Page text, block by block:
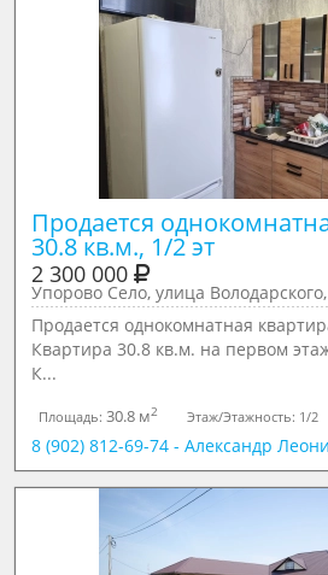
Продается
30.8 кв.м., 1/2 эт
2 300 000
Упорово Село, улица
Продается однокомнатная
Квартира 30.8 кв.м. на первом
К...
Площадь:30.8 м2 Этаж/Этажность: 1/2
8 (902) 812-69-74 - Александр